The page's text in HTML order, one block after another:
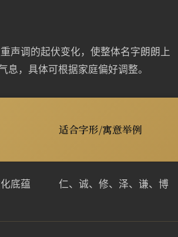
声调的起伏变化，使整体名字朗朗上
，具体可根据家庭偏好调整。
适合字形/寓意举例
底蕴 仁、诚、修、泽、谦、博